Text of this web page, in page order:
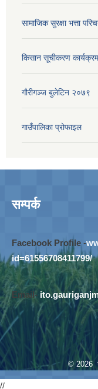
सामाजिक सुरक्षा भत्ता
किसान सूचीकरण कार्यक्रम
गौरीगञ्‍ज बुलेटिन २०७९
गाउँपालिका प्रोफाइल
सम्पर्क
Facebook Profile -
id=61556708411799/
Email-
© 2026
//